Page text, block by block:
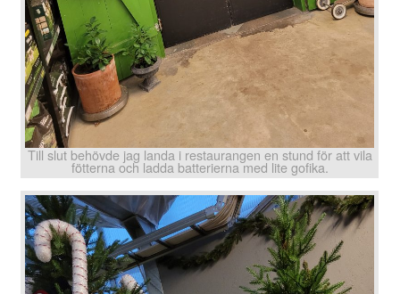
Till slut behövde jag landa i restaurangen en stund för att vila
fötterna och ladda batterierna med lite gofika.